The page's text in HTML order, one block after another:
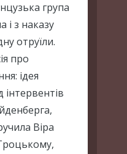
група
і з наказу
отруїли.
про
ідея
інтервентів
Віра